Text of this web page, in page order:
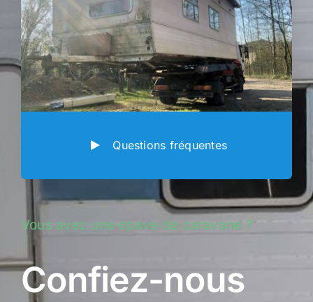
Questions fréquentes
Vous avez une épave de caravane ?
Confiez-nous